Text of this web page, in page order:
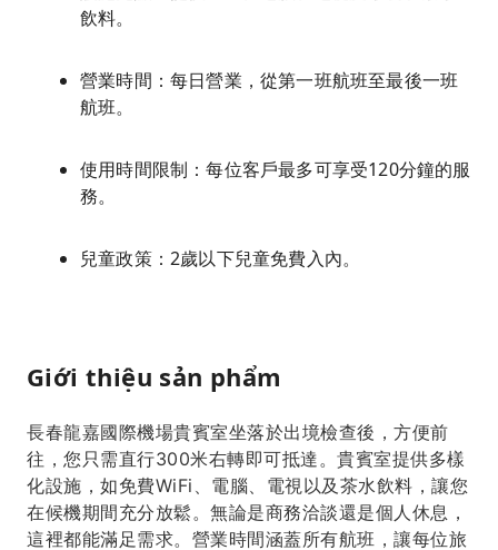
飲料。
營業時間：每日營業，從第一班航班至最後一班
航班。
使用時間限制：每位客戶最多可享受120分鐘的服
務。
兒童政策：2歲以下兒童免費入內。
Giới thiệu sản phẩm
長春龍嘉國際機場貴賓室坐落於出境檢查後，方便前
往，您只需直行300米右轉即可抵達。貴賓室提供多樣
化設施，如免費WiFi、電腦、電視以及茶水飲料，讓您
在候機期間充分放鬆。無論是商務洽談還是個人休息，
這裡都能滿足需求。營業時間涵蓋所有航班，讓每位旅